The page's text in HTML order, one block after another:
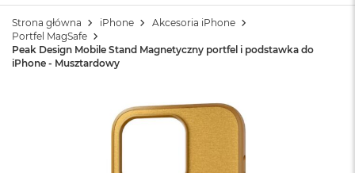
Strona główna iPhone
Akcesoria iPhone
Portfel MagSafe
Peak Design Mobile Stand Magnetyczny portfel i podstawka do
iPhone - Musztardowy